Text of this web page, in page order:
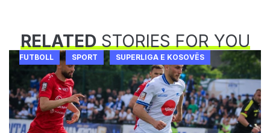
RELATEDSTORIES FOR YOU
FUTBOLL SPORT SUPERLIGA E KOSOVËS